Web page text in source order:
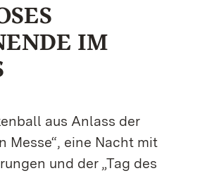
IM
aus Anlass der
Messe“, eine Nacht mit
und der „Tag des